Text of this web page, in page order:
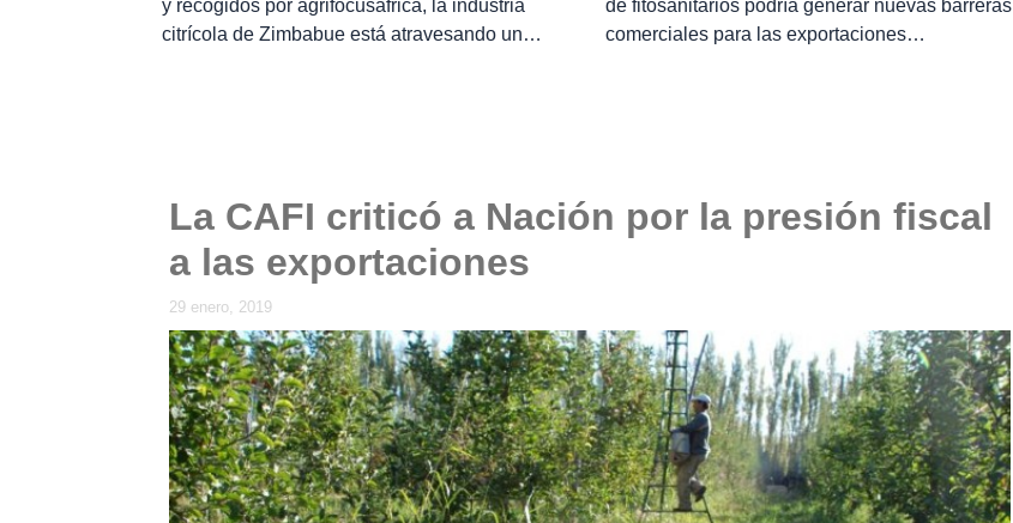
y recogidos por agrifocusafrica, la industria
citrícola de Zimbabue está atravesando un…
de fitosanitarios podría generar nuevas barreras
comerciales para las exportaciones…
La CAFI criticó a Nación por la presión fiscal
a las exportaciones
29 enero, 2019